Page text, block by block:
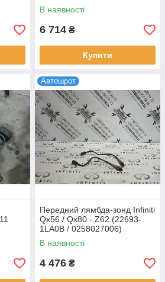
В наявності
6 714 ₴
Купити
Автошрот
Передний лямбда-зонд Infiniti
Qx56 / Qx80 - Z62 (22693-
1LA0B / 0258027006)
В наявності
4 476 ₴